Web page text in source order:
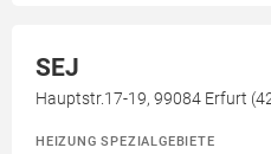
SEJ
Hauptstr.17-19, 99084 Erfurt
HEIZUNG SPEZIALGEBIETE